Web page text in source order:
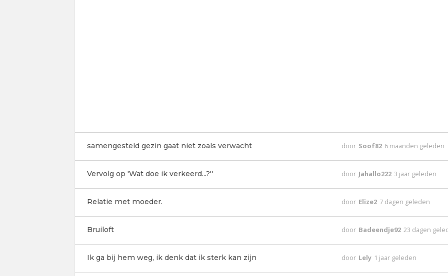
samengesteld gezin gaat niet zoals verwacht door Soof82 6 maanden geleden
Vervolg op 'Wat doe ik verkeerd...?'' door Jahallo222 3 jaar geleden
Relatie met moeder. door Elize2 7 dagen geleden
Bruiloft door Badeendje92 23 dagen
Ik ga bij hem weg, ik denk dat ik sterk kan zijn door Lely 1 jaar geleden